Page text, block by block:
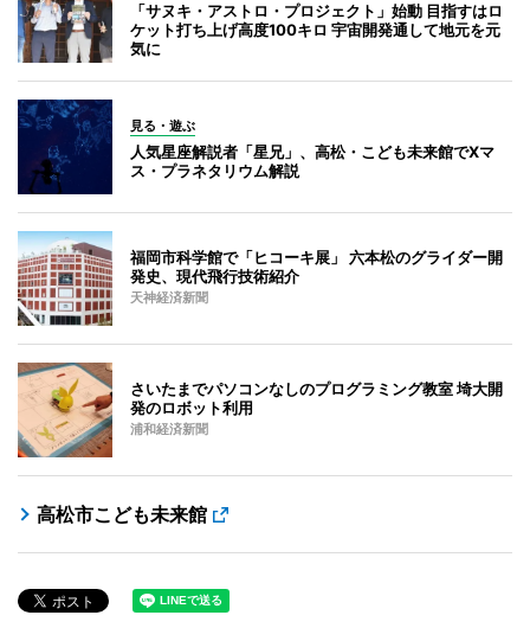
「サヌキ・アストロ・プロジェクト」始動 目指すはロ
ケット打ち上げ高度100キロ 宇宙開発通して地元を元
気に
見る・遊ぶ
人気星座解説者「星兄」、高松・こども未来館でXマ
ス・プラネタリウム解説
福岡市科学館で「ヒコーキ展」 六本松のグライダー開
発史、現代飛行技術紹介
天神経済新聞
さいたまでパソコンなしのプログラミング教室 埼大開
発のロボット利用
浦和経済新聞
高松市こども未来館